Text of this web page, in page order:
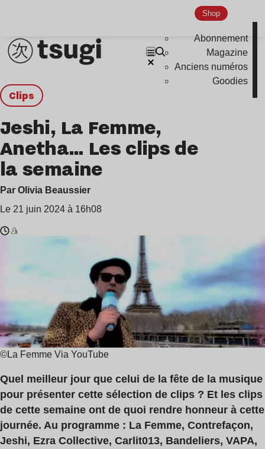
Shop
Abonnement
Magazine
Anciens numéros
Goodies
clips
Jeshi, La Femme,
Anetha… Les clips de
la semaine
Par Olivia Beaussier
Le 21 juin 2024 à 16h08
lecture
,
©La Femme Via YouTube
Quel meilleur jour que celui de la fête de la musique
pour présenter cette sélection de clips ? Et les clips
de cette semaine ont de quoi rendre honneur à cette
journée. Au programme : La Femme, Contrefaçon,
Jeshi, Ezra Collective, Carlit013, Bandeliers, VAPA,